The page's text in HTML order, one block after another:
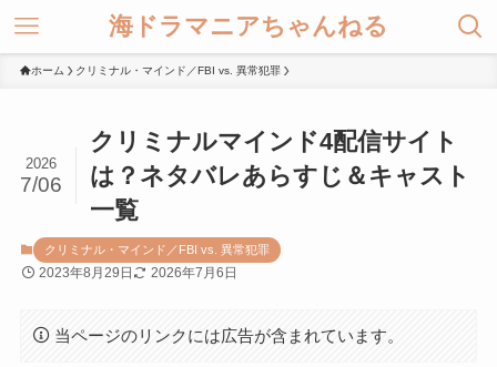
海ドラマニアちゃんねる
ホーム クリミナル・マインド／FBI vs. 異常犯罪
クリミナルマインド4配信サイト
は？ネタバレあらすじ＆キャスト
一覧
2026
7/06
クリミナル・マインド／FBI vs. 異常犯罪
2023年8月29日 2026年7月6日
当ページのリンクには広告が含まれています。